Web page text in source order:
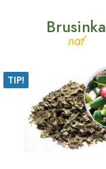
Brusinka
nať
TIP!